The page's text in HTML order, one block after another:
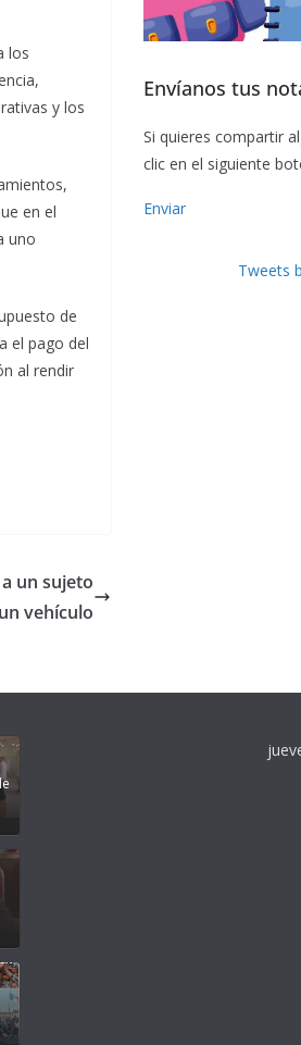
los
y los
en el
uno
de
el pago del
al rendir
un sujeto
vehículo
Envíanos tus
Si quieres compartir
clic en el siguiente
Enviar
Tweets